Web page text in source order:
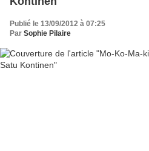
Publié le 13/09/2012 à 07:25
Par Sophie Pilaire